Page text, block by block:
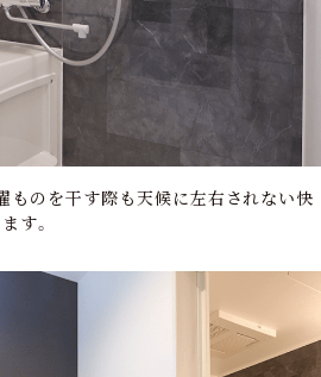
ものを干す際も天候に左右されない快
す。